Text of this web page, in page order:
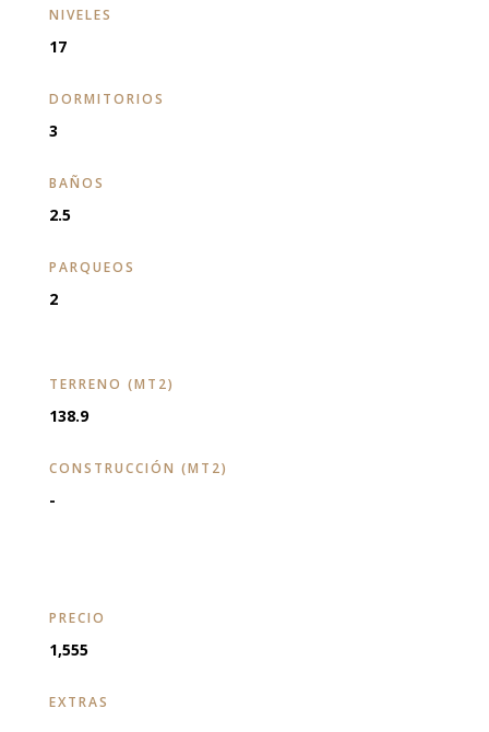
NIVELES
17
DORMITORIOS
3
BAÑOS
2.5
PARQUEOS
2
TERRENO (MT2)
138.9
CONSTRUCCIÓN (MT2)
-
PRECIO
1,555
EXTRAS